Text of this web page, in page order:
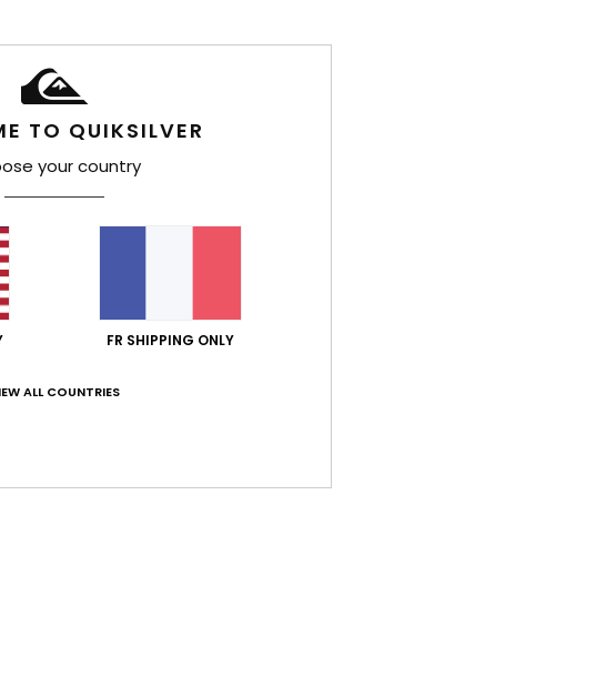
TO QUIKSILVER
your country
FR SHIPPING ONLY
ALL COUNTRIES